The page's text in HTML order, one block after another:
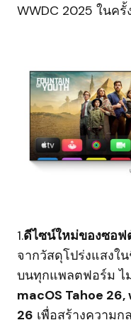
WWDC 2025 ในครั้
1.ดีไซน์ใหม่ของซอฟ
จากวัสดุโปร่งแสงใ
บนทุกแพลตฟอร์ม ไ
macOS Tahoe
26 เพื่อสร้างความ